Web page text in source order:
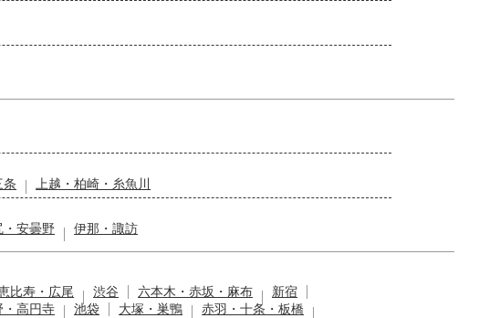
条
上越・柏崎・糸魚川
・安曇野 伊那・諏訪
比寿・広尾 渋谷 六本木・赤坂・麻布
新宿
・高円寺 池袋 大塚・巣鴨
赤羽・十条・板橋